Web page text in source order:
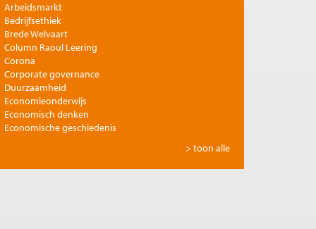
Arbeidsmarkt
Bedrijfsethiek
Brede Welvaart
Column Raoul Leering
Corona
Corporate governance
Duurzaamheid
Economieonderwijs
Economisch denken
Economische geschiedenis
Filosofie en economie
> toon alle